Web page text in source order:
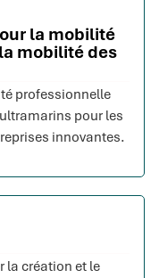
la mobilité
mobilité des
professionnelle
pour les
innovantes.
la création et le